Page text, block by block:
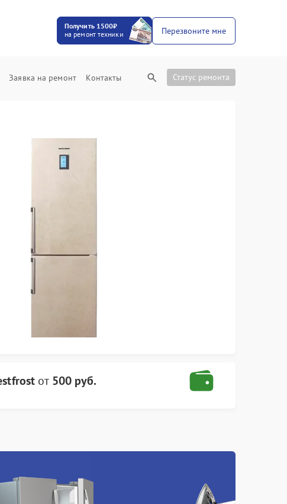
Получить 1500₽
на ремонт техники
Перезвоните мне
Заявка на ремонт Контакты Статус ремонта
от 500 руб.